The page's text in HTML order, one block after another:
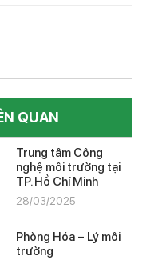
QUAN
Trung tâm Công
nghệ môi trường tại
TP. Hồ Chí Minh
28/03/2025
Phòng Hóa – Lý môi
trường